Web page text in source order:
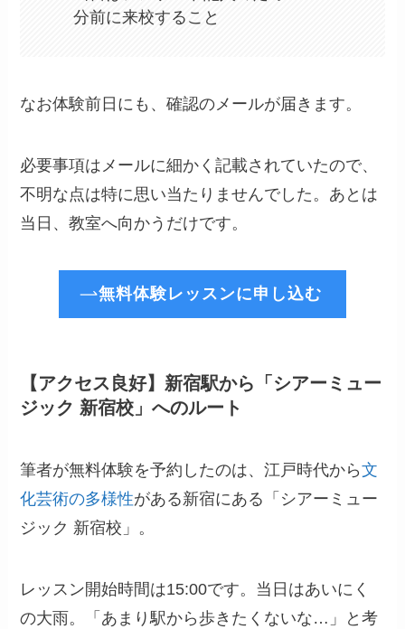
分前に来校すること
なお体験前日にも、確認のメールが届きます。
必要事項はメールに細かく記載されていたので、
不明な点は特に思い当たりませんでした。あとは
当日、教室へ向かうだけです。
無料体験レッスンに申し込む
【アクセス良好】新宿駅から「シアーミュー
ジック 新宿校」へのルート
筆者が無料体験を予約したのは、江戸時代から文
化芸術の多様性がある新宿にある「シアーミュー
ジック 新宿校」。
レッスン開始時間は15:00です。当日はあいにく
の大雨。「あまり駅から歩きたくないな…」と考